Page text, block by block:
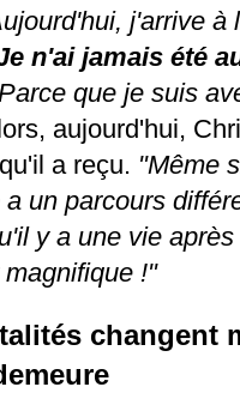
j'arrive à
n'ai jamais été
que je suis
aujourd'hui,
a reçu. "Même
un parcours
y a une vie
!"
changent